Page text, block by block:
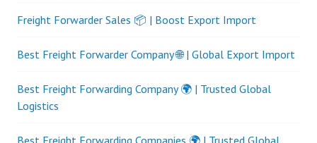
Freight Forwarder Sales 📦 | Boost Export Import
Best Freight Forwarder Company 🌐 | Global Export Import
Best Freight Forwarding Company 🌍 | Trusted Global
Logistics
Best Freight Forwarding Companies 🌍 | Trusted Global